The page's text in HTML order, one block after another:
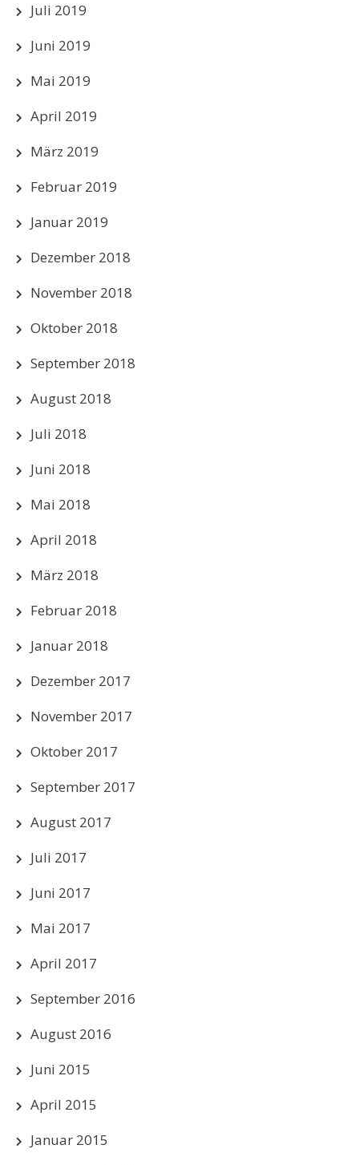
Juli 2019
Juni 2019
Mai 2019
April 2019
März 2019
Februar 2019
Januar 2019
Dezember 2018
November 2018
Oktober 2018
September 2018
August 2018
Juli 2018
Juni 2018
Mai 2018
April 2018
März 2018
Februar 2018
Januar 2018
Dezember 2017
November 2017
Oktober 2017
September 2017
August 2017
Juli 2017
Juni 2017
Mai 2017
April 2017
September 2016
August 2016
Juni 2015
April 2015
Januar 2015